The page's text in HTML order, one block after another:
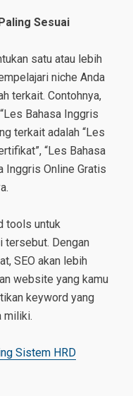
Sesuai
satu atau lebih
niche Anda
terkait. Contohnya,
Bahasa Inggris
terkait adalah “Les
“Les Bahasa
Inggris Online Gratis
tools untuk
tersebut. Dengan
SEO akan lebih
website yang kamu
keyword yang
miliki.
Sistem HRD